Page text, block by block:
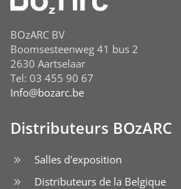
BOzARC BV
Boomsesteenweg 41 bus 2
2630 Aartselaar
Tel: 03 455 90 67
Info@bozarc.be
Distributeurs BOzARC
Salles d'exposition
Distributeurs de la Belgique